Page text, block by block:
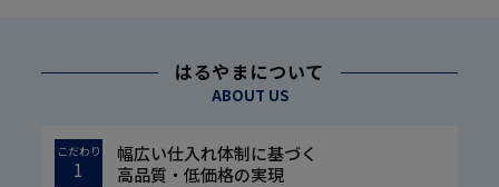
はるやまについて
ABOUT US
こだわり
1
幅広い仕入れ体制に基づく
高品質・低価格の実現